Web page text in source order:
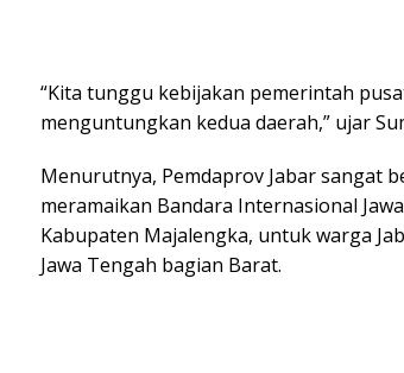
“Kita tunggu kebijakan pemerintah
menguntungkan kedua daerah,” ujar
Menurutnya, Pemdaprov Jabar sangat
meramaikan Bandara Internasional
Kabupaten Majalengka, untuk warga
Jawa Tengah bagian Barat.